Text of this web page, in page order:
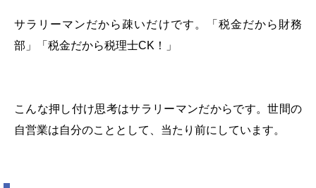
サラリーマンだから疎いだけです。「税金だから財務
部」「税金だから税理士CK ！」
こんな押し付け思考はサラリーマンだからです。世間の
自営業は自分のこととして、当たり前にしています。